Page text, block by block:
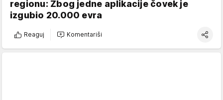
regionu: Zbog jedne aplikacije čovek je
izgubio 20.000 evra
Reaguj Komentariši